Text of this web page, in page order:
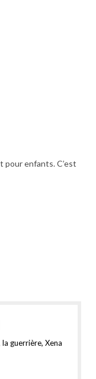
pour enfants. C’est
la guerrière, Xena